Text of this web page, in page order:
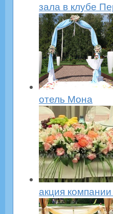
зала в клубе
отель Мона
акция